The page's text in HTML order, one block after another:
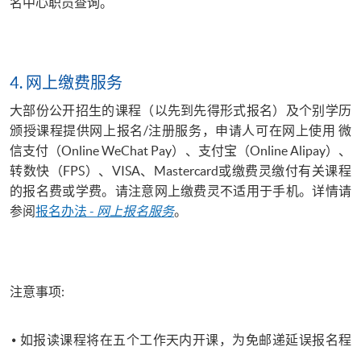
4. 网上缴费服务
大部份公开招生的课程（以先到先得形式报名）及个别学历
颁授课程提供网上报名/注册服务， 申请人可在网上使用 微
信支付（Online WeChat Pay）、支付宝（Online Alipay）、
转数快（FPS）、VISA、Mastercard或缴费灵缴付有关课程
的报名费或学费。请注意网上缴费灵不适用于手机。详情请
参阅报名办法 - 网上报名服务。
注意事项:
如报读课程将在五个工作天内开课，为免邮递延误报名程